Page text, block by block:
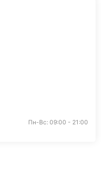
Пн-Вс: 09:00 - 21:00